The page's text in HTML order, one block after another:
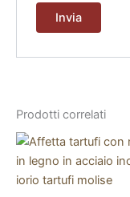
Prodotti correlati